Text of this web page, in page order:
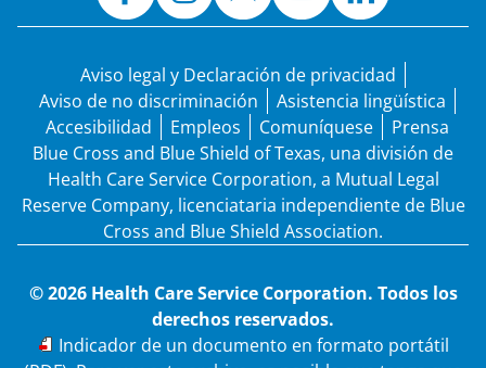
Aviso legal y Declaración de privacidad
Aviso de no discriminación
Asistencia lingüística
Accesibilidad
Empleos Comuníquese
Prensa
Blue Cross and Blue Shield of Texas, una división de
Health Care Service Corporation, a Mutual Legal
Reserve Company, licenciataria independiente de Blue
Cross and Blue Shield Association.
© 2026 Health Care Service Corporation. Todos los
derechos reservados.
PDF
Indicador de un documento en formato portátil